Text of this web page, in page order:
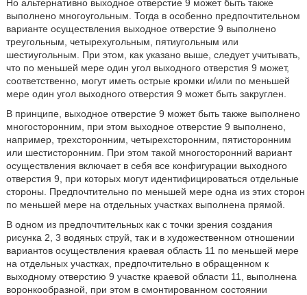
Но альтернативно выходное отверстие 9 может быть также
выполнено многоугольным. Тогда в особенно предпочтительном
варианте осуществления выходное отверстие 9 выполнено
треугольным, четырехугольным, пятиугольным или
шестиугольным. При этом, как указано выше, следует учитывать,
что по меньшей мере один угол выходного отверстия 9 может,
соответственно, могут иметь острые кромки и/или по меньшей
мере один угол выходного отверстия 9 может быть закруглен.
В принципе, выходное отверстие 9 может быть также выполнено
многосторонним, при этом выходное отверстие 9 выполнено,
например, трехсторонним, четырехсторонним, пятисторонним
или шестисторонним. При этом такой многосторонний вариант
осуществления включает в себя все конфигурации выходного
отверстия 9, при которых могут идентифицироваться отдельные
стороны. Предпочтительно по меньшей мере одна из этих сторон
по меньшей мере на отдельных участках выполнена прямой.
В одном из предпочтительных как с точки зрения создания
рисунка 2, 3 водяных струй, так и в художественном отношении
вариантов осуществления краевая область 11 по меньшей мере
на отдельных участках, предпочтительно в обращенном к
выходному отверстию 9 участке краевой области 11, выполнена
воронкообразной, при этом в смонтированном состоянии